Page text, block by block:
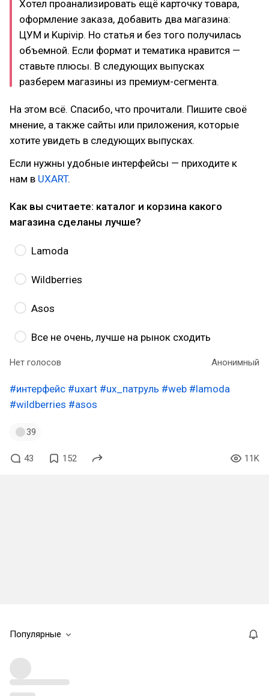
Хотел проанализировать ещё карточку товара,
оформление заказа, добавить два магазина:
ЦУМ и Kupivip. Но статья и без того получилась
объемной. Если формат и тематика нравится —
ставьте плюсы. В следующих выпусках
разберем магазины из премиум-сегмента.
На этом всё. Спасибо, что прочитали. Пишите своё
мнение, а также сайты или приложения, которые
хотите увидеть в следующих выпусках.
Если нужны удобные интерфейсы — приходите к
нам в UXART.
Как вы считаете: каталог и корзина какого
магазина сделаны лучше?
Lamoda
Wildberries
Asos
Все не очень, лучше на рынок сходить
Нет голосов Анонимный
#интерфейс #uxart #ux_патруль #web #lamoda
#wildberries #asos
39
43 152 11K
Популярные